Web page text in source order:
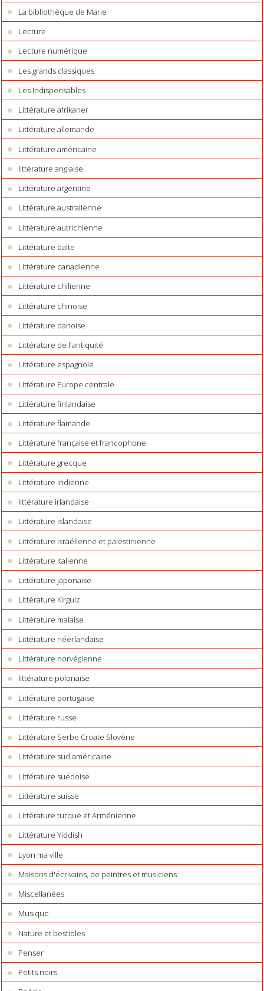
La bibliothèque de Marie
Lecture
Lecture numérique
Les grands classiques
Les Indispensables
Littérature afrikaner
Littérature allemande
Littérature américaine
littérature anglaise
Littérature argentine
Littérature australienne
Littérature autrichienne
Littérature balte
Littérature canadienne
Littérature chilienne
Littérature chinoise
Littérature danoise
Littérature de l'antiquité
Littérature espagnole
Littérature Europe centrale
Littérature finlandaise
Littérature flamande
Littérature française et francophone
Littérature grecque
Littérature indienne
littérature irlandaise
Littérature islandaise
Littérature israélienne et palestinienne
Littérature italienne
Littérature japonaise
Littérature Kirguiz
Littérature malaise
Littérature néerlandaise
Littérature norvégienne
littérature polonaise
Littérature portugaise
Littérature russe
Littérature Serbe Croate Slovène
Littérature sud américaine
Littérature suédoise
Littérature suisse
Littérature turque et Arménienne
Littérature Yiddish
Lyon ma ville
Maisons d'écrivains, de peintres et musiciens
Miscellanées
Musique
Nature et bestioles
Penser
Petits noirs